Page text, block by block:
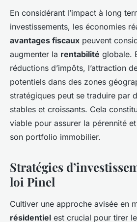
En considérant l’impact à long
investissements, les économies
avantages fiscaux peuvent
augmenter la rentabilité globale.
réductions d’impôts, l’attraction
potentiels dans des zones
stratégiques peut se traduire par
stables et croissants. Cela
viable pour assurer la pérennité
son portfolio immobilier.
Stratégies
loi Pinel
Cultiver une approche avisée en
résidentiel est crucial pour tirer